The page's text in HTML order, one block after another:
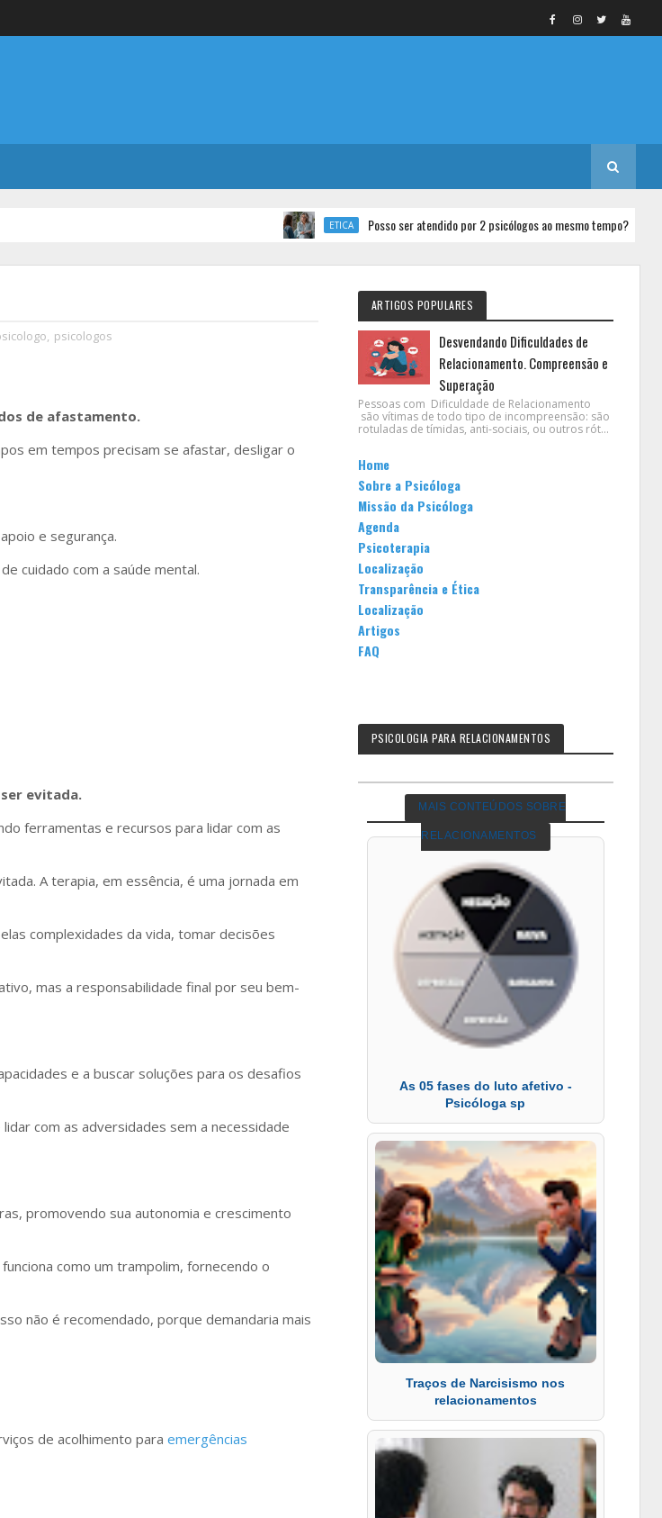
ETICA Posso ser atendido por 2 psicólogos ao mesmo tempo?
, psicologos
de afastamento.
em tempos precisam se afastar, desligar o
e segurança.
cuidado com a saúde mental.
evitada.
ferramentas e recursos para lidar com as
A terapia, em essência, é uma jornada em
complexidades da vida, tomar decisões
mas a responsabilidade final por seu bem-
e a buscar soluções para os desafios
com as adversidades sem a necessidade
promovendo sua autonomia e crescimento
como um trampolim, fornecendo o
não é recomendado, porque demandaria mais
de acolhimento para emergências
ARTIGOS POPULARES
Desvendando Dificuldades de
Relacionamento. Compreensão e
Superação
Pessoas com Dificuldade de Relacionamento
são vítimas de todo tipo de incompreensão: são
rotuladas de tímidas, anti-sociais, ou outros rót...
Home
Sobre a Psicóloga
Missão da Psicóloga
Agenda
Psicoterapia
Localização
Transparência e Ética
Localização
Artigos
FAQ
PSICOLOGIA PARA RELACIONAMENTOS
MAIS CONTEÚDOS SOBRE
RELACIONAMENTOS
As 05 fases do luto afetivo -
Psicóloga sp
Traços de Narcisismo nos
relacionamentos